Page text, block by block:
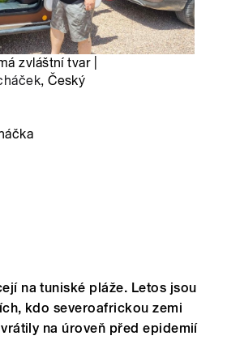
zvláštní tvar |
, Český
na tuniské pláže. Letos jsou
kdo severoafrickou zemi
na úroveň před epidemií